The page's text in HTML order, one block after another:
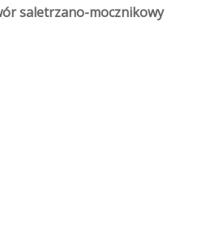
saletrzano-mocznikowy